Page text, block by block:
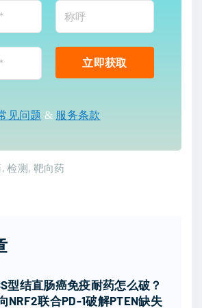
见问题 & 服务条款
检测 靶向药
型结直肠癌免疫耐药怎么破？
NRF2联合PD-1破解PTEN缺失